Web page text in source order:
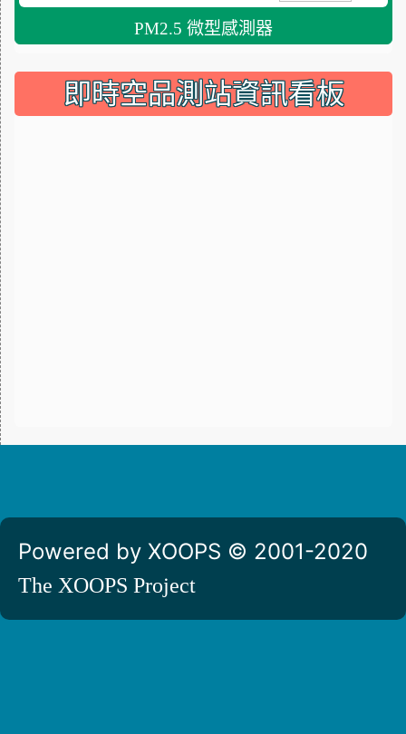
PM2.5 微型感測器
即時空品測站資訊看板
Powered by XOOPS © 2001-2020
The XOOPS Project